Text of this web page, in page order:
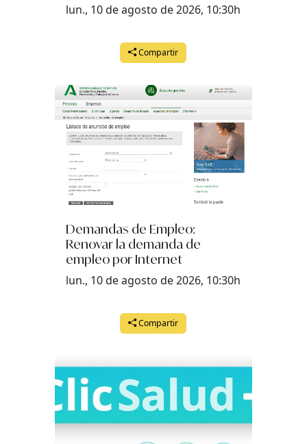
jueves, 25 de junio del 2026 a las 17:00
viernes, 26 de junio del 2026 a las 10:30
martes, 30 de junio del 2026 a las 17:00
lun., 10 de agosto de 2026, 10:30h
Compartir
Demandas de Empleo:
Renovar la demanda de
empleo por Internet
lun., 10 de agosto de 2026, 10:30h
Compartir